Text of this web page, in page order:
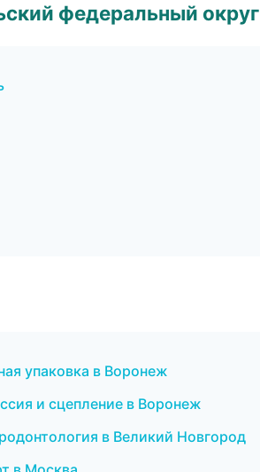
федеральный округ
упаковка в Воронеж
и сцепление в Воронеж
в Великий Новгород